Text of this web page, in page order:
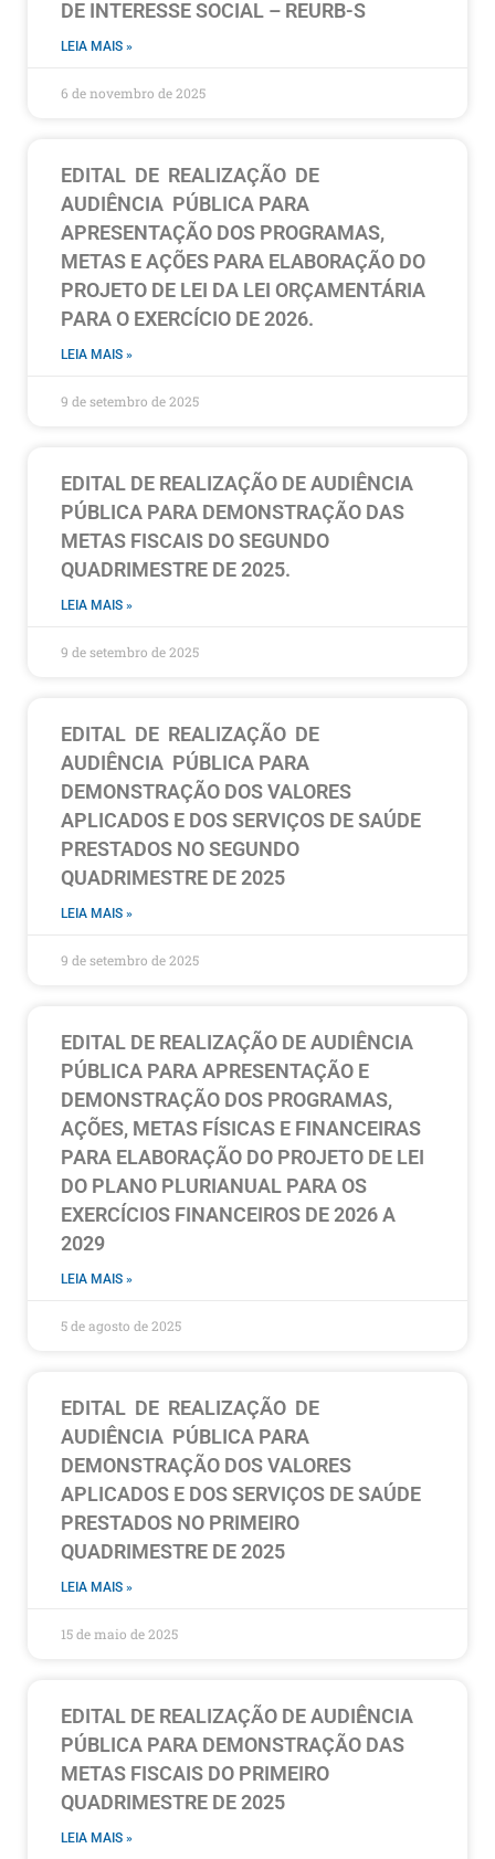
DE INTERESSE SOCIAL – REURB-S
LEIA MAIS »
6 de novembro de 2025
EDITAL DE REALIZAÇÃO DE
AUDIÊNCIA PÚBLICA PARA
APRESENTAÇÃO DOS PROGRAMAS,
METAS E AÇÕES PARA ELABORAÇÃO DO
PROJETO DE LEI DA LEI ORÇAMENTÁRIA
PARA O EXERCÍCIO DE 2026.
LEIA MAIS »
9 de setembro de 2025
EDITAL DE REALIZAÇÃO DE AUDIÊNCIA
PÚBLICA PARA DEMONSTRAÇÃO DAS
METAS FISCAIS DO SEGUNDO
QUADRIMESTRE DE 2025.
LEIA MAIS »
9 de setembro de 2025
EDITAL DE REALIZAÇÃO DE
AUDIÊNCIA PÚBLICA PARA
DEMONSTRAÇÃO DOS VALORES
APLICADOS E DOS SERVIÇOS DE SAÚDE
PRESTADOS NO SEGUNDO
QUADRIMESTRE DE 2025
LEIA MAIS »
9 de setembro de 2025
EDITAL DE REALIZAÇÃO DE AUDIÊNCIA
PÚBLICA PARA APRESENTAÇÃO E
DEMONSTRAÇÃO DOS PROGRAMAS,
AÇÕES, METAS FÍSICAS E FINANCEIRAS
PARA ELABORAÇÃO DO PROJETO DE LEI
DO PLANO PLURIANUAL PARA OS
EXERCÍCIOS FINANCEIROS DE 2026 A
2029
LEIA MAIS »
5 de agosto de 2025
EDITAL DE REALIZAÇÃO DE
AUDIÊNCIA PÚBLICA PARA
DEMONSTRAÇÃO DOS VALORES
APLICADOS E DOS SERVIÇOS DE SAÚDE
PRESTADOS NO PRIMEIRO
QUADRIMESTRE DE 2025
LEIA MAIS »
15 de maio de 2025
EDITAL DE REALIZAÇÃO DE AUDIÊNCIA
PÚBLICA PARA DEMONSTRAÇÃO DAS
METAS FISCAIS DO PRIMEIRO
QUADRIMESTRE DE 2025
LEIA MAIS »